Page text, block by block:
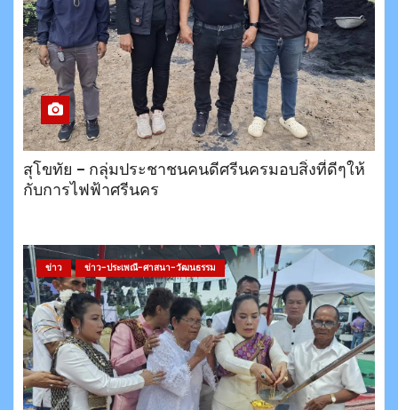
สุโขทัย – กลุ่มประชาชนคนดีศรีนครมอบสิ่งที่ดีๆให้
กับการไฟฟ้าศรีนคร
ข่าว ข่าว-ประเพณี-ศาสนา-วัฒนธรรม